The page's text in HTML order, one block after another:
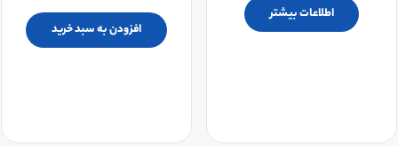
اطلاعات بیشتر
افزودن به سبد خرید